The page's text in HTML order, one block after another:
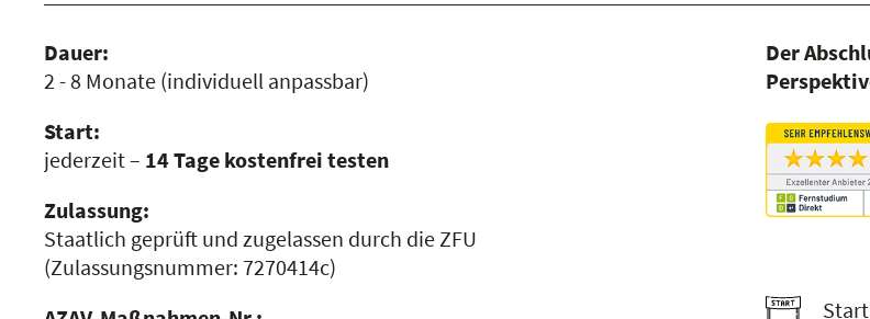
Dauer:
2 - 8 Monate (individuell anpassbar)
Start:
jederzeit – 14 Tage kostenfrei testen
Zulassung:
Staatlich geprüft und zugelassen durch die ZFU
(Zulassungsnummer:7270414c)
Der